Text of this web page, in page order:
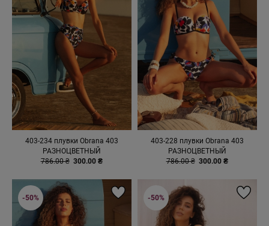
403-234 плувки Obrana 403
РАЗНОЦВЕТНЫЙ
786.00 ₴ 300.00 ₴
403-228 плувки Obrana 403
РАЗНОЦВЕТНЫЙ
786.00 ₴ 300.00 ₴
-50% -50%